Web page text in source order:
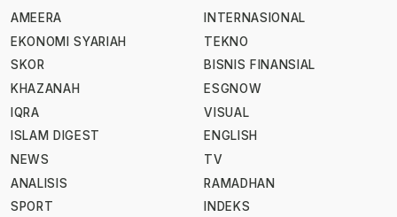
AMEERA
EKONOMI SYARIAH
SKOR
KHAZANAH
IQRA
ISLAM DIGEST
NEWS
ANALISIS
SPORT
INTERNASIONAL
TEKNO
BISNIS FINANSIAL
ESGNOW
VISUAL
ENGLISH
TV
RAMADHAN
INDEKS